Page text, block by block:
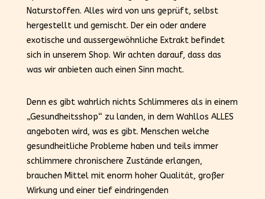
Naturstoffen. Alles wird von uns geprüft, selbst
hergestellt und gemischt. Der ein oder andere
exotische und aussergewöhnliche Extrakt befindet
sich in unserem Shop. Wir achten darauf, dass das
was wir anbieten auch einen Sinn macht.
Denn es gibt wahrlich nichts Schlimmeres als in einem
„Gesundheitsshop“ zu landen, in dem Wahllos ALLES
angeboten wird, was es gibt. Menschen welche
gesundheitliche Probleme haben und teils immer
schlimmere chronischere Zustände erlangen,
brauchen Mittel mit enorm hoher Qualität, großer
Wirkung und einer tief eindringenden